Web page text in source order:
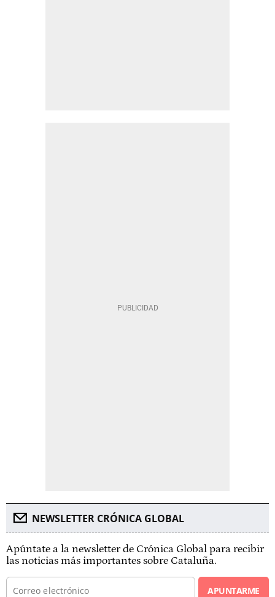
NEWSLETTER CRÓNICA GLOBAL
Apúntate a la newsletter de Crónica Global para recibir
las noticias más importantes sobre Cataluña.
APUNTARME